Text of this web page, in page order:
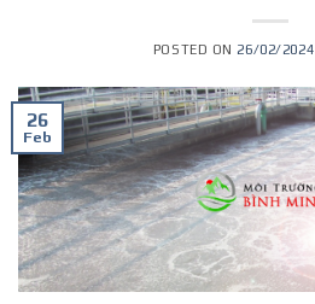
POSTED ON 26/02/2024
26
Feb